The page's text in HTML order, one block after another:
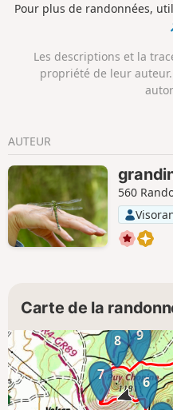
Pour plus de randonnées,
Les descriptions et la
propriété de leur
AUTEUR
560
Carte de la
6
7
8
9